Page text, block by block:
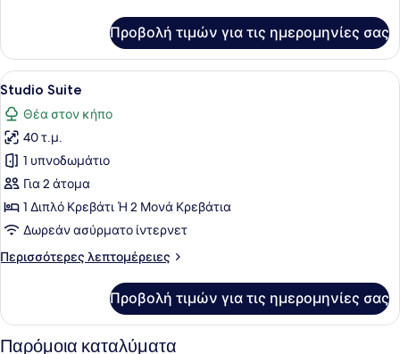
Σουίτα,
Υπνοδωμάτιο
Προβολή τιμών για τις ημερομηνίες σας
Προβολή
όλων
των
φωτογραφιών
για
Studio
Suite
Υποαλλεργικά
5
Studio Suite
Θέα στον κήπο
40 τ.μ.
1 υπνοδωμάτιο
Για 2 άτομα
1 Διπλό Κρεβάτι Ή 2 Μονά Κρεβάτια
Δωρεάν ασύρματο ίντερνετ
Περισσότερες λεπτομέρειες
Περισσότερες
Suite
Προβολή τιμών για τις ημερομηνίες σας
Παρόμοια καταλύματα